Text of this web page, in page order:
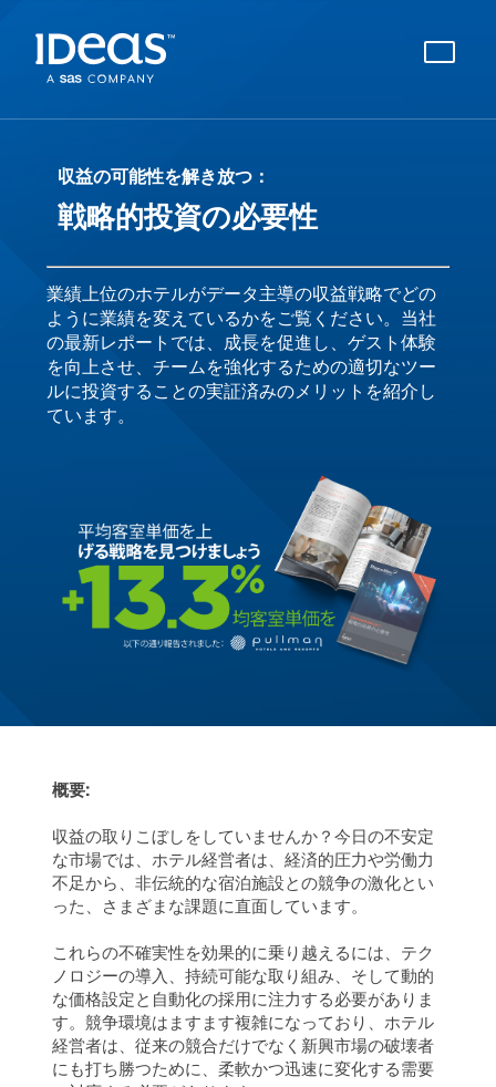
収益の可能性を解き放つ：
戦略的投資の必要性
業績上位のホテルがデータ主導の収益戦略でどの
ように業績を変えているかをご覧ください。当社
の最新レポートでは、成長を促進し、ゲスト体験
を向上させ、チームを強化するための適切なツー
ルに投資することの実証済みのメリットを紹介し
ています。
概要:
収益の取りこぼしをしていませんか？今日の不安定
な市場では、ホテル経営者は、経済的圧力や労働力
不足から、非伝統的な宿泊施設との競争の激化とい
った、さまざまな課題に直面しています。
これらの不確実性を効果的に乗り越えるには、テク
ノロジーの導入、持続可能な取り組み、そして動的
な価格設定と自動化の採用に注力する必要がありま
す。競争環境はますます複雑になっており、ホテル
経営者は、従来の競合だけでなく新興市場の破壊者
にも打ち勝つために、柔軟かつ迅速に変化する需要